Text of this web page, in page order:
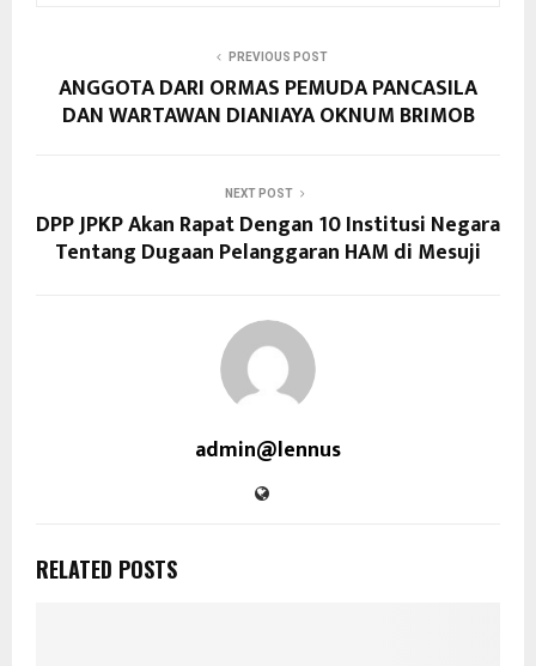
PREVIOUS POST
ANGGOTA DARI ORMAS PEMUDA PANCASILA
DAN WARTAWAN DIANIAYA OKNUM BRIMOB
NEXT POST
DPP JPKP Akan Rapat Dengan 10 Institusi Negara
Tentang Dugaan Pelanggaran HAM di Mesuji
admin@lennus
RELATED POSTS